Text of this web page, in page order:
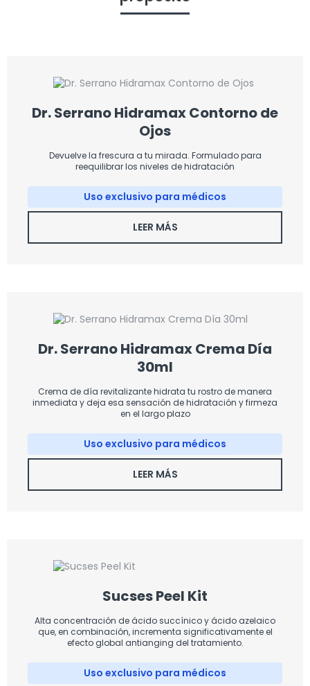
Dr. Serrano Hidramax Contorno de
Ojos
Devuelve la frescura a tu mirada. Formulado para
reequilibrar los niveles de hidratación
Uso exclusivo para médicos
LEER MÁS
Dr. Serrano Hidramax Crema Día
30ml
Crema de día revitalizante hidrata tu rostro de manera
inmediata y deja esa sensación de hidratación y firmeza
en el largo plazo
Uso exclusivo para médicos
LEER MÁS
Sucses Peel Kit
Alta concentración de ácido succínico y ácido azelaico
que, en combinación, incrementa significativamente el
efecto global antianging del tratamiento.
Uso exclusivo para médicos